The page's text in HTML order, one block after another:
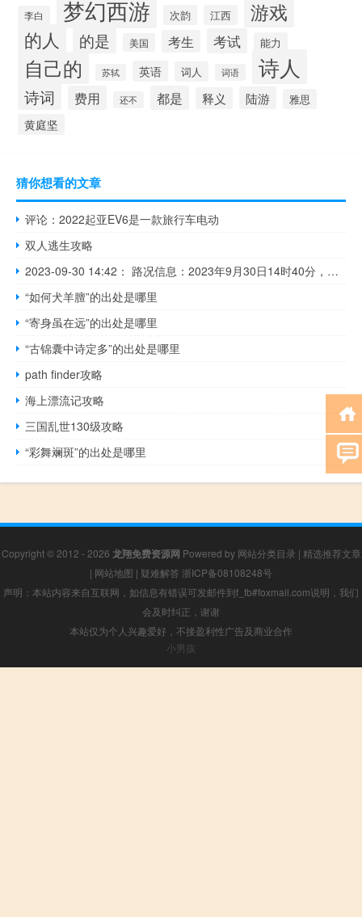
李白 梦幻西游 次韵 江西 游戏
的人 的是 美国 考生 考试 能力
自己的 苏轼 英语 词人 词语 诗人
诗词 费用 还不 都是 释义 陆游 雅思
黄庭坚
猜你想看的文章
评论：2022起亚EV6是一款旅行车电动
双人逃生攻略
2023-09-30 14:42： 路况信息：2023年9月30日14时40分，长芷高速长韶娄段灰汤收费站附近以西K63处西往东因一辆货车货物起火占用应急车道，途经车辆需谨慎慢行。 ​​​
“如何犬羊膻”的出处是哪里
“寄身虽在远”的出处是哪里
“古锦囊中诗定多”的出处是哪里
path finder攻略
海上漂流记攻略
三国乱世130级攻略
“彩舞斓斑”的出处是哪里
Copyright © 2012 - 2026 龙翔免费资源网 Powered by 网站分类目录 | 精选推荐文章
| 网站地图 | 疑难解答 浙ICP备08108248号
声明：本站内容来自互联网，如信息有错误可发邮件到f_fb#foxmail.com说明，我们
会及时纠正，谢谢
本站仅为个人兴趣爱好，不接盈利性广告及商业合作
小男孩